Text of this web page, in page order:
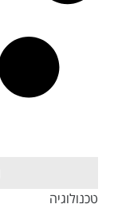
טכנולוגיה